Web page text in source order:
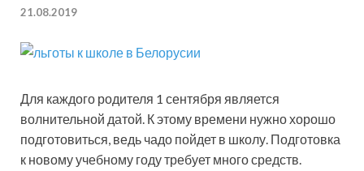
21.08.2019
Для каждого родителя 1 сентября является
волнительной датой. К этому времени нужно хорошо
подготовиться, ведь чадо пойдет в школу. Подготовка
к новому учебному году требует много средств.